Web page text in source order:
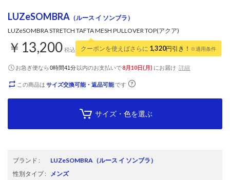
LUZeSOMBRA （ルース イ ソンブラ）
LUZeSOMBRA STRETCH TAFTA MESH PULLOVER TOP(アクア)
￥13,200 税込 クーポンを使えばさらに 1,320円引き！ ※適用条件
お急ぎ便なら0時間41分以内のお支払いで8月10日(月) にお届け 詳細
この商品は サイズ交換可能・返品可能です
サイズ・色を選ぶ
ブランド : LUZeSOMBRA （ルース イ ソンブラ）
性別タイプ:
メンズ